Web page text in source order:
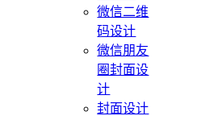
微信二维
码设计
微信朋友
圈封面设
计
封面设计